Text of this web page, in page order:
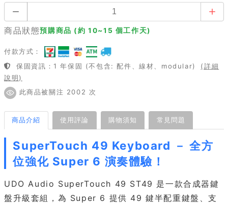
商品狀態預購商品 (約 10~15 個工作天)
付款方式：
保固資訊：1 年保固 (不包含: 配件、線材、modular)
(詳細
說明)
此商品被關注 2002 次
商品介紹 使用評論 購物須知 常見問題
SuperTouch 49 Keyboard － 全方
位強化 Super 6 演奏體驗！
UDO Audio SuperTouch 49 ST49 是一款合成器鍵
盤升級套組，為 Super 6 提供 49 鍵半配重鍵盤、支